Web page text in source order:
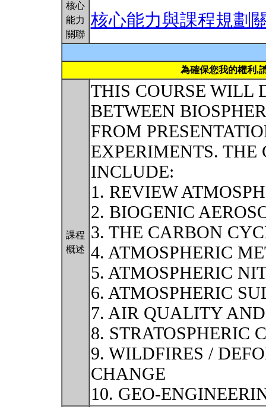
核心
能力
關聯
核心能力與課程規劃
為確保您我的權利,
課程
概述
THIS COURSE WILL
BETWEEN
FROM
EXPERIMENTS. THE
INCLUDE:
1. REVIEW
2. BIOGENIC
3. THE CARBON
4. ATMOSPHERIC
5. ATMOSPHERIC
6. ATMOSPHERIC
7. AIR QUALITY
8. STRATOSPHERIC
9. WILDFIRES /
CHANGE
10. GEO-